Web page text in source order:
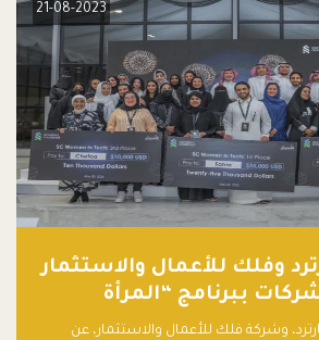
21-08-2023
وفلك للأعمال والاستثمار
فوز 3 شركات ببرنامج “المرأة
وشركة فلك للأعمال والاستثمار، عن